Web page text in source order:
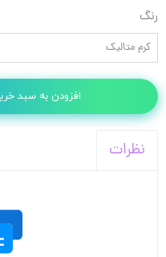
رنگ
کرم متالیک
افزودن به سبد
نظرات